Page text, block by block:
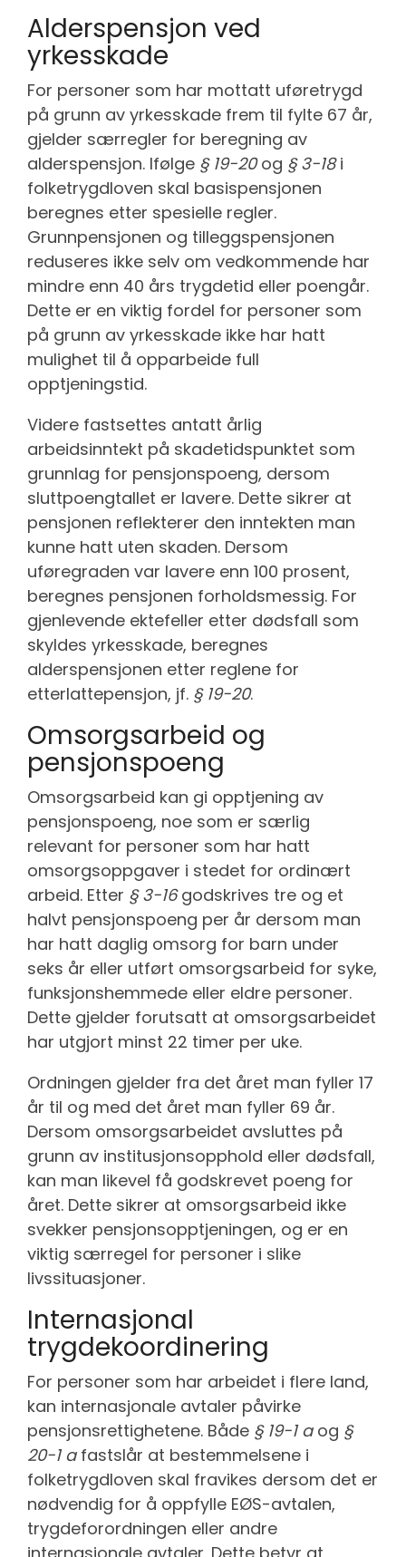
Alderspensjon ved
yrkesskade
For personer som har mottatt uføretrygd
på grunn av yrkesskade frem til fylte 67 år,
gjelder særregler for beregning av
alderspensjon. Ifølge § 19-20og § 3-18i
folketrygdloven skal basispensjonen
beregnes etter spesielle regler.
Grunnpensjonen og tilleggspensjonen
reduseres ikke selv om vedkommende har
mindre enn 40 års trygdetid eller poengår.
Dette er en viktig fordel for personer som
på grunn av yrkesskade ikke har hatt
mulighet til å opparbeide full
opptjeningstid.
Videre fastsettes antatt årlig
arbeidsinntekt på skadetidspunktet som
grunnlag for pensjonspoeng, dersom
sluttpoengtallet er lavere. Dette sikrer at
pensjonen reflekterer den inntekten man
kunne hatt uten skaden. Dersom
uføregraden var lavere enn 100 prosent,
beregnes pensjonen forholdsmessig. For
gjenlevende ektefeller etter dødsfall som
skyldes yrkesskade, beregnes
alderspensjonen etter reglene for
etterlattepensjon, jf. § 19-20.
Omsorgsarbeid og
pensjonspoeng
Omsorgsarbeid kan gi opptjening av
pensjonspoeng, noe som er særlig
relevant for personer som har hatt
omsorgsoppgaver i stedet for ordinært
arbeid. Etter § 3-16godskrives tre og et
halvt pensjonspoeng per år dersom man
har hatt daglig omsorg for barn under
seks år eller utført omsorgsarbeid for syke,
funksjonshemmede eller eldre personer.
Dette gjelder forutsatt at omsorgsarbeidet
har utgjort minst 22 timer per uke.
Ordningen gjelder fra det året man fyller 17
år til og med det året man fyller 69 år.
Dersom omsorgsarbeidet avsluttes på
grunn av institusjonsopphold eller dødsfall,
kan man likevel få godskrevet poeng for
året. Dette sikrer at omsorgsarbeid ikke
svekker pensjonsopptjeningen, og er en
viktig særregel for personer i slike
livssituasjoner.
Internasjonal
trygdekoordinering
For personer som har arbeidet i flere land,
kan internasjonale avtaler påvirke
pensjonsrettighetene. Både § 19-1 aog §
20-1 afastslår at bestemmelsene i
folketrygdloven skal fravikes dersom det er
nødvendig for å oppfylle EØS-avtalen,
trygdeforordningen eller andre